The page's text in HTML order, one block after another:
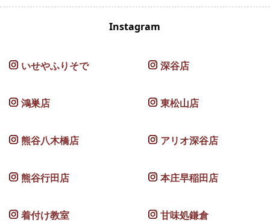
Instagram
いせやふりそで 深谷店
鴻巣店 東松山店
熊谷八木橋店 アリオ深谷店
熊谷行田店 本庄早稲田店
着付け教室
甘味処鎌倉